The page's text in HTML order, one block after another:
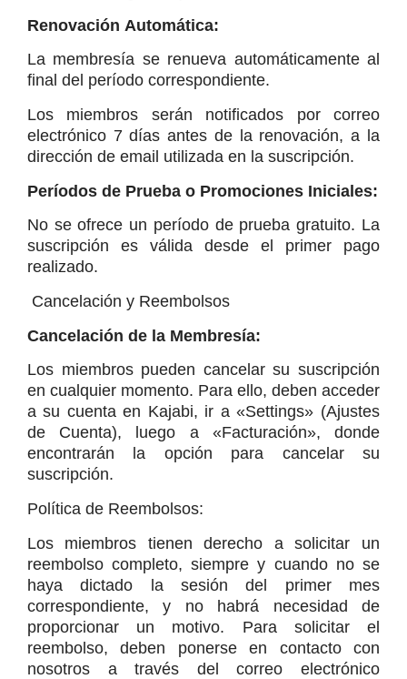
Renovación Automática:
La membresía se renueva automáticamente al
final del período correspondiente.
Los miembros serán notificados por correo
electrónico 7 días antes de la renovación, a la
dirección de email utilizada en la suscripción.
Períodos de Prueba o Promociones Iniciales:
No se ofrece un período de prueba gratuito. La
suscripción es válida desde el primer pago
realizado.
Cancelación y Reembolsos
Cancelación de la Membresía:
Los miembros pueden cancelar su suscripción
en cualquier momento. Para ello, deben acceder
a su cuenta en Kajabi, ir a «Settings» (Ajustes
de Cuenta), luego a «Facturación», donde
encontrarán la opción para cancelar su
suscripción.
Política de Reembolsos:
Los miembros tienen derecho a solicitar un
reembolso completo, siempre y cuando no se
haya dictado la sesión del primer mes
correspondiente, y no habrá necesidad de
proporcionar un motivo. Para solicitar el
reembolso, deben ponerse en contacto con
nosotros a través del correo electrónico